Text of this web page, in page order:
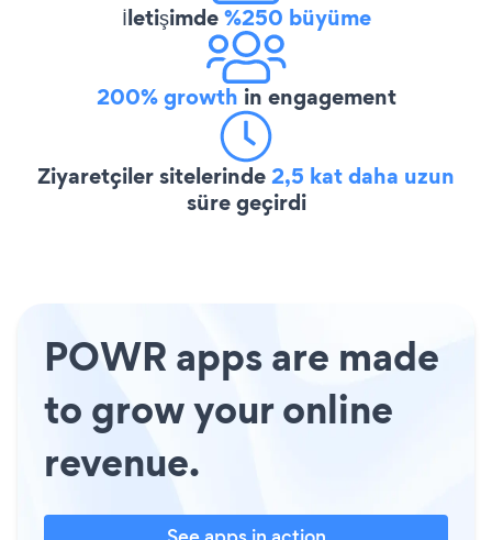
İletişimde%250 büyüme
200% growth in engagement
Ziyaretçiler sitelerinde2,5 kat daha uzun
süre geçirdi
POWR apps are made
to grow your online
revenue.